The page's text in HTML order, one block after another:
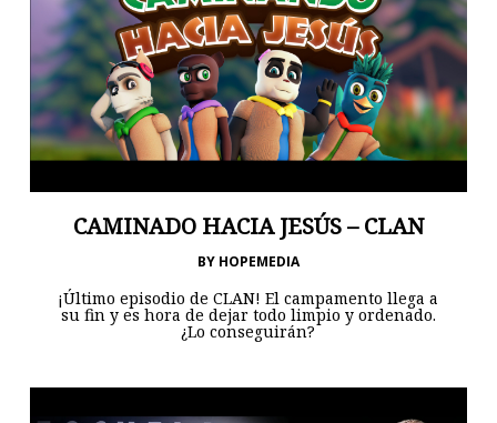
CAMINADO HACIA JESÚS – CLAN
BY HOPEMEDIA
¡Último episodio de CLAN! El campamento llega a
su fin y es hora de dejar todo limpio y ordenado.
¿Lo conseguirán?